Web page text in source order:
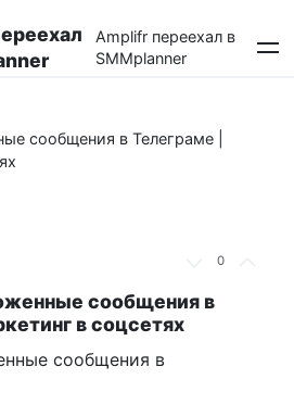
Amplifr переехал в
SMMplanner
сообщения в Телеграме |
0
сообщения в
в соцсетях
сообщения в